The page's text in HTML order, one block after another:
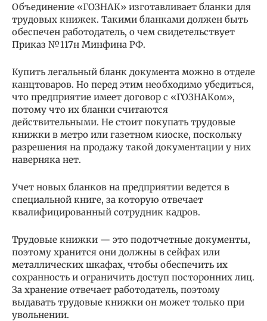
Объединение «ГОЗНАК» изготавливает бланки для
трудовых книжек. Такими бланками должен быть
обеспечен работодатель, о чем свидетельствует
Приказ №117н Минфина РФ.
Купить легальный бланк документа можно в отделе
канцтоваров. Но перед этим необходимо убедиться,
что предприятие имеет договор с «ГОЗНАКом»,
потому что их бланки считаются
действительными. Не стоит покупать трудовые
книжки в метро или газетном киоске, поскольку
разрешения на продажу такой документации у них
наверняка нет.
Учет новых бланков на предприятии ведется в
специальной книге, за которую отвечает
квалифицированный сотрудник кадров.
Трудовые книжки — это подотчетные документы,
поэтому хранится они должны в сейфах или
металлических шкафах, чтобы обеспечить их
сохранность и ограничить доступ посторонних лиц.
За хранение отвечает работодатель, поэтому
выдавать трудовые книжки он может только при
увольнении.